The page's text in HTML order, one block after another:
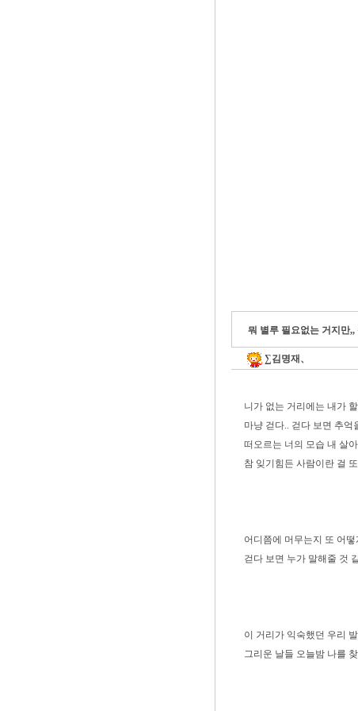
뭐 별루 필요없는 거지만
∑김명재、
니가 없는 거리에는 내가
마냥 걷다.. 걷다 보면 추억
떠오르는 너의 모습 내 살
참 잊기힘든 사람이란 걸
어디쯤에 머무는지 또 어떻
걷다 보면 누가 말해줄 것
이 거리가 익숙했던 우리
그리운 날들 오늘밤 나를